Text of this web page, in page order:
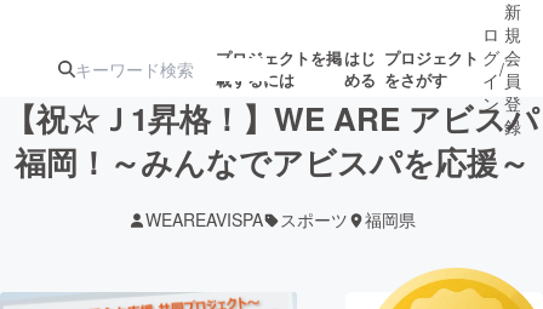
プロジェクトを掲
載するには
はじ
める
プロジェクト
をさがす
ターン
ジェクト
募集終了が近いプ
ロジェクト
ロ
グ
イ
ン
/
新
規
会
員
登
録
【祝☆Ｊ1昇格！】WE ARE アビスパ
福岡！～みんなでアビスパを応援～
WEAREAVISPA スポーツ 福岡県